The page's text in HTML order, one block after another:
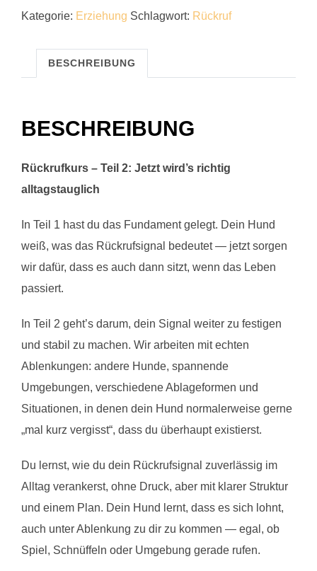
Kategorie: Erziehung Schlagwort: Rückruf
BESCHREIBUNG
BESCHREIBUNG
Rückrufkurs – Teil 2: Jetzt wird’s richtig
alltagstauglich
In Teil 1 hast du das Fundament gelegt. Dein Hund
weiß, was das Rückrufsignal bedeutet — jetzt sorgen
wir dafür, dass es auch dann sitzt, wenn das Leben
passiert.
In Teil 2 geht’s darum, dein Signal weiter zu festigen
und stabil zu machen. Wir arbeiten mit echten
Ablenkungen: andere Hunde, spannende
Umgebungen, verschiedene Ablageformen und
Situationen, in denen dein Hund normalerweise gerne
„mal kurz vergisst“, dass du überhaupt existierst.
Du lernst, wie du dein Rückrufsignal zuverlässig im
Alltag verankerst, ohne Druck, aber mit klarer Struktur
und einem Plan. Dein Hund lernt, dass es sich lohnt,
auch unter Ablenkung zu dir zu kommen — egal, ob
Spiel, Schnüffeln oder Umgebung gerade rufen.